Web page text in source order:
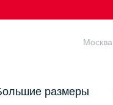
размеры
Москва